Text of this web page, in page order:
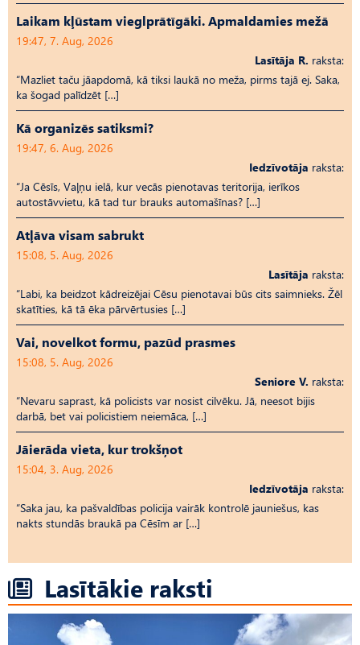
Laikam kļūstam vieglprātīgāki. Apmaldamies mežā
19:47, 7. Aug, 2026
Lasītāja R. raksta:
“Mazliet taču jāapdomā, kā tiksi laukā no meža, pirms tajā ej. Saka,
ka šogad palīdzēt […]
Kā organizēs satiksmi?
19:47, 6. Aug, 2026
Iedzīvotāja raksta:
“Ja Cēsīs, Vaļņu ielā, kur vecās pienotavas teritorija, ierīkos
autostāvvietu, kā tad tur brauks automašīnas? […]
Atļāva visam sabrukt
15:08, 5. Aug, 2026
Lasītāja raksta:
“Labi, ka beidzot kādreizējai Cēsu pienotavai būs cits saimnieks. Žēl
skatīties, kā tā ēka pārvērtusies […]
Vai, novelkot formu, pazūd prasmes
15:08, 5. Aug, 2026
Seniore V. raksta:
“Nevaru saprast, kā policists var nosist cilvēku. Jā, neesot bijis
darbā, bet vai policistiem neiemāca, […]
Jāierāda vieta, kur trokšņot
15:04, 3. Aug, 2026
Iedzīvotāja raksta:
“Saka jau, ka pašvaldības policija vairāk kontrolē jauniešus, kas
nakts stundās braukā pa Cēsīm ar […]
Lasītākie raksti